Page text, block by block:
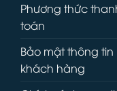
Phương thức
toán
Bảo mật thông tin
khách hàng